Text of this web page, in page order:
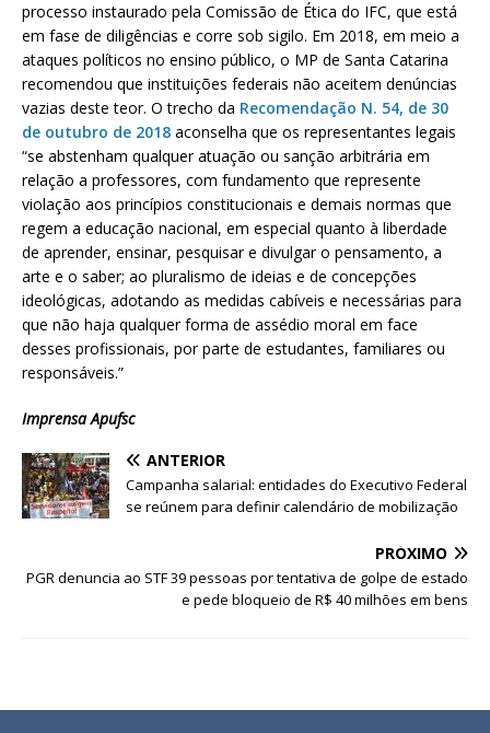
processo instaurado pela Comissão de Ética do IFC, que está
em fase de diligências e corre sob sigilo. Em 2018, em meio a
ataques políticos no ensino público, o MP de Santa Catarina
recomendou que instituições federais não aceitem denúncias
vazias deste teor. O trecho da Recomendação N. 54, de 30
de outubro de 2018 aconselha que os representantes legais
“se abstenham qualquer atuação ou sanção arbitrária em
relação a professores, com fundamento que represente
violação aos princípios constitucionais e demais normas que
regem a educação nacional, em especial quanto à liberdade
de aprender, ensinar, pesquisar e divulgar o pensamento, a
arte e o saber; ao pluralismo de ideias e de concepções
ideológicas, adotando as medidas cabíveis e necessárias para
que não haja qualquer forma de assédio moral em face
desses profissionais, por parte de estudantes, familiares ou
responsáveis.”
Imprensa Apufsc
ANTERIOR
Campanha salarial: entidades do Executivo Federal
se reúnem para definir calendário de mobilização
PRÓXIMO
PGR denuncia ao STF 39 pessoas por tentativa de golpe de estado
e pede bloqueio de R$ 40 milhões em bens